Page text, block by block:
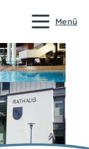
Menü